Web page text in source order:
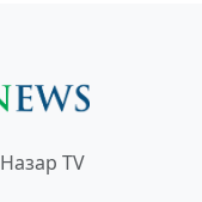
Назар TV